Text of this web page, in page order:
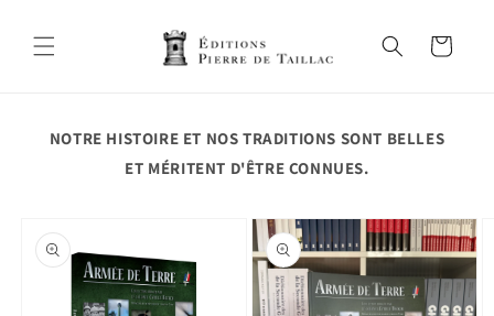
au
Panier
NOTRE HISTOIRE ET NOS TRADITIONS SONT BELLES
ET MÉRITENT D'ÊTRE CONNUES.
informations
produits